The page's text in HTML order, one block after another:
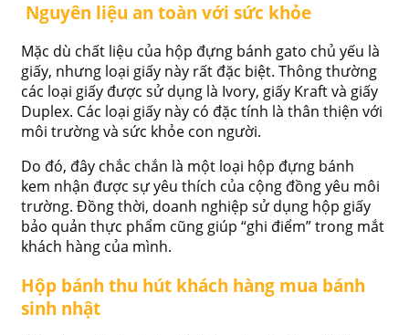
Nguyên liệu an toàn với sức khỏe
Mặc dù chất liệu của hộp đựng bánh gato chủ yếu là
giấy, nhưng loại giấy này rất đặc biệt. Thông thường
các loại giấy được sử dụng là Ivory, giấy Kraft và giấy
Duplex. Các loại giấy này có đặc tính là thân thiện với
môi trường và sức khỏe con người.
Do đó, đây chắc chắn là một loại hộp đựng bánh
kem nhận được sự yêu thích của cộng đồng yêu môi
trường. Đồng thời, doanh nghiệp sử dụng hộp giấy
bảo quản thực phẩm cũng giúp “ghi điểm” trong mắt
khách hàng của mình.
Hộp bánh thu hút khách hàng mua bánh
sinh nhật